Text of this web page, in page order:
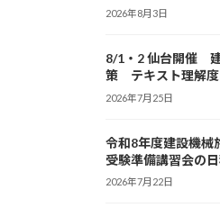
2026年8月3日
8/1・2 仙台開催
策 テキスト理解
2026年7月25日
令和8年度建設機械
受験準備講習会の
2026年7月22日